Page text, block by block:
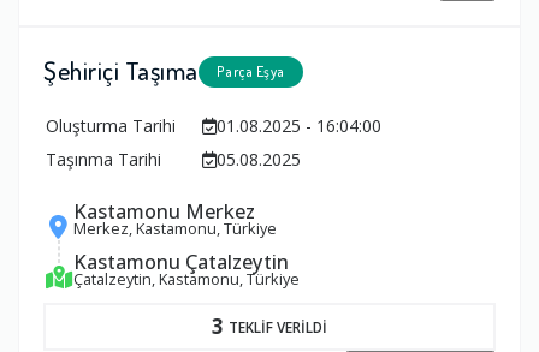
Şehiriçi Taşıma Parça Eşya
Oluşturma Tarihi
01.08.2025 - 16:04:00
Taşınma Tarihi
05.08.2025
Kastamonu Merkez
Merkez, Kastamonu, Türkiye
Kastamonu Çatalzeytin
Çatalzeytin, Kastamonu, Türkiye
3 TEKLİF VERİLDİ